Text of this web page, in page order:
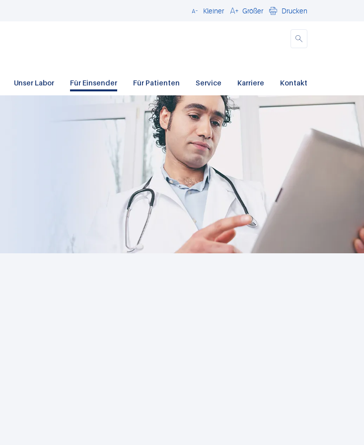
Schließen
Kleiner Größer Drucken
Unser Labor Für Einsender Für Patienten Service Karriere Kontakt